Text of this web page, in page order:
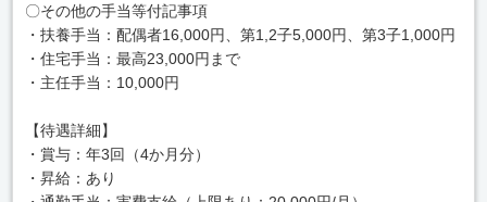
〇その他の手当等付記事項
・扶養手当：配偶者16,000円、第1,2子5,000円、第3子1,000円
・住宅手当：最高23,000円まで
・主任手当：10,000円
【待遇詳細】
・賞与：年3回（4か月分）
・昇給：あり